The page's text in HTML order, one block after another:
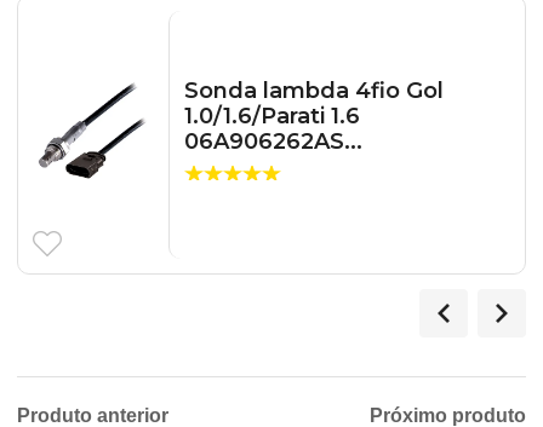
Sonda lambda 4fio Gol
1.0/1.6/Parati 1.6
06A906262AS...
Produto anterior Próximo produto